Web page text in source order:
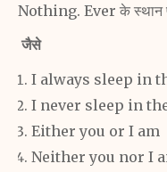
Nothing. Ever के स्थान
जैसे
I always sleep in
I never sleep in
Either you or I am
Neither you nor I